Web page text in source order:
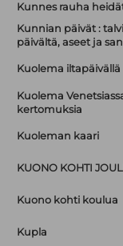
Kunnes rauha
Kunnian päivät :
päivältä, aseet ja
Kuolema iltapäivällä
Kuolema
kertomuksia
Kuoleman kaari
KUONO KOHTI
Kuono kohti koulua
Kupla